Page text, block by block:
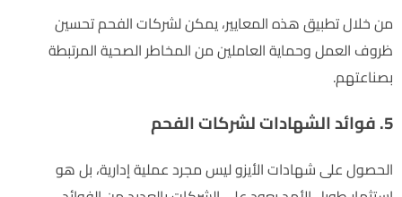
من خلال تطبيق هذه المعايير، يمكن لشركات الفحم تحسين
ظروف العمل وحماية العاملين من المخاطر الصحية المرتبطة
بصناعتهم.
5. فوائد الشهادات لشركات الفحم
الحصول على شهادات الأيزو ليس مجرد عملية إدارية، بل هو